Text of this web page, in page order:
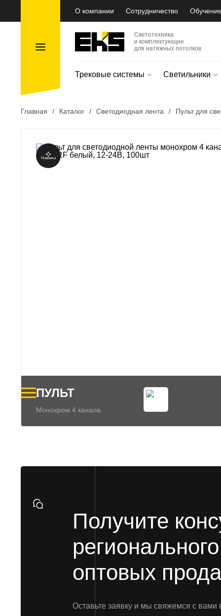
О компании Сотрудничество
Светотехника
и комплектующие
для натяжных потолков
Трековые системы Светильники
Главная / Каталог / Светодиодная лента / Пульт для
ПУЛЬТ
Монохром 4 канала
Новинка
Получите
оптовых
Оставьте заявку и мы свяжемся с